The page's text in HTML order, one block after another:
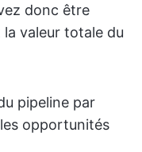
donc être
valeur totale du
pipeline par
opportunités